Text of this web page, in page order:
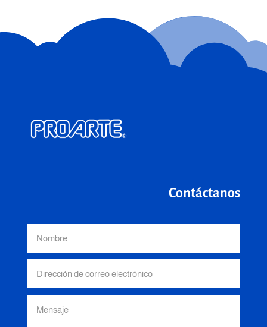
Contáctanos